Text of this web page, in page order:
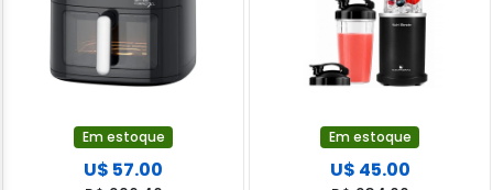
Em estoque
U$ 57.00
Em estoque
U$ 45.00